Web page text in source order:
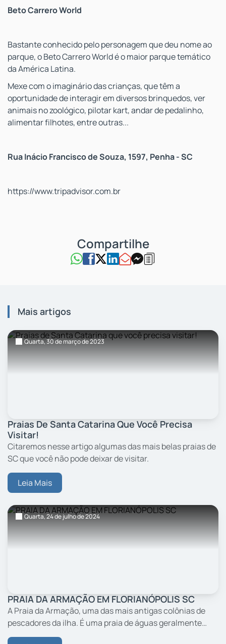
Beto Carrero World
Bastante conhecido pelo personagem que deu nome ao
parque, o Beto Carrero World é o maior parque temático
da América Latina.
Mexe com o imaginário das crianças, que têm a
oportunidade de interagir em diversos brinquedos, ver
animais no zoológico, pilotar kart, andar de pedalinho,
alimentar filhotes, entre outras...
Rua Inácio Francisco de Souza, 1597, Penha - SC
https://www.tripadvisor.com.br
Mais artigos
Quarta,30de marçode 2023
Praias De Santa Catarina Que Você Precisa
Visitar!
Citaremos nesse artigo algumas das mais belas praias de
SC que você não pode deixar de visitar.
Leia Mais
Quarta,24de julhode 2024
PRAIA DA ARMAÇÃO EM FLORIANÓPOLIS SC
A Praia da Armação, uma das mais antigas colônias de
pescadores da ilha. É uma praia de águas geralmente
mais calmas, num cenário bucólico composto por vários